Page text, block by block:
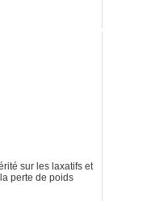
sur les laxatifs et
la perte de poids